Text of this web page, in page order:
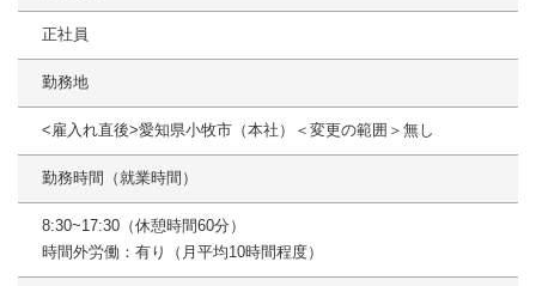
正社員
勤務地
<雇入れ直後>愛知県小牧市（本社）＜変更の範囲＞無し
勤務時間（就業時間）
8:30~17:30（休憩時間60分）
時間外労働：有り（月平均10時間程度）